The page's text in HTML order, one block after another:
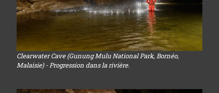
Clearwater Cave (Gunung Mulu National Park, Bornéo,
Malaisie) - Progression dans la rivière.